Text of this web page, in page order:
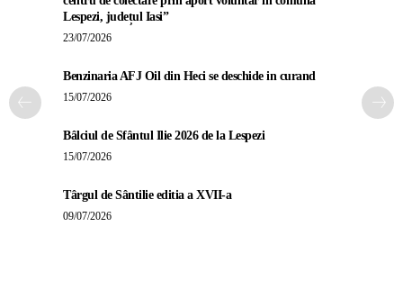
Lespezi, județul Iasi”
23/07/2026
Benzinaria AFJ Oil din Heci se deschide in curand
15/07/2026
Bâlciul de Sfântul Ilie 2026 de la Lespezi
15/07/2026
Târgul de Sântilie editia a XVII-a
09/07/2026